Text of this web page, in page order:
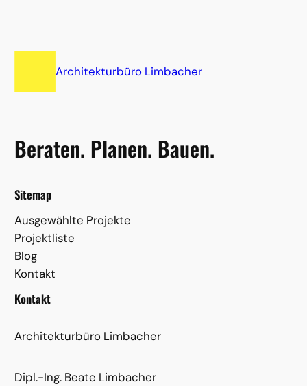
Architekturbüro Limbacher
Beraten. Planen. Bauen.
Sitemap
Ausgewählte Projekte
Projektliste
Blog
Kontakt
Kontakt
Architekturbüro Limbacher
Dipl.-Ing. Beate Limbacher